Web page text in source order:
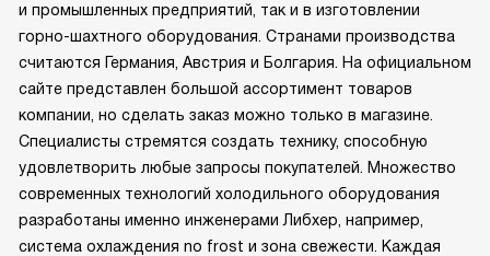
и промышленных предприятий, так и в изготовлении
горно-шахтного оборудования. Странами производства
считаются Германия, Австрия и Болгария. На официальном
сайте представлен большой ассортимент товаров
компании, но сделать заказ можно только в магазине.
Специалисты стремятся создать технику, способную
удовлетворить любые запросы покупателей. Множество
современных технологий холодильного оборудования
разработаны именно инженерами Либхер, например,
система охлаждения no frost и зона свежести. Каждая